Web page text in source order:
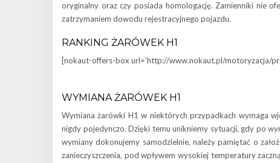
oryginalny oraz czy posiada homologację. Zamienniki nie
zatrzymaniem dowodu rejestracyjnego pojazdu.
RANKING ŻARÓWEK H1
[nokaut-offers-box url=’http://www.nokaut.pl/motoryzacja/
WYMIANA ŻARÓWEK H1
Wymiana żarówki H1 w niektórych przypadkach wymaga
nigdy pojedynczo. Dzięki temu unikniemy sytuacji, gdy po
wymiany dokonujemy samodzielnie, należy pamiętać o
zanieczyszczenia, pod wpływem wysokiej temperatury